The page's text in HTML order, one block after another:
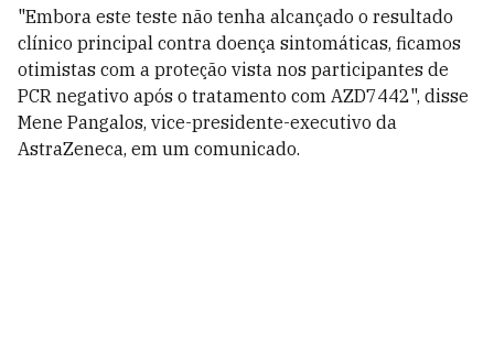
"Embora este teste não tenha alcançado o resultado
clínico principal contra doença sintomáticas, ficamos
otimistas com a proteção vista nos participantes de
PCR negativo após o tratamento com AZD7442", disse
Mene Pangalos, vice-presidente-executivo da
AstraZeneca, em um comunicado.